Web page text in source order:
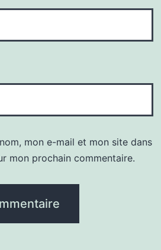
mon e-mail et mon site dans
mon prochain commentaire.